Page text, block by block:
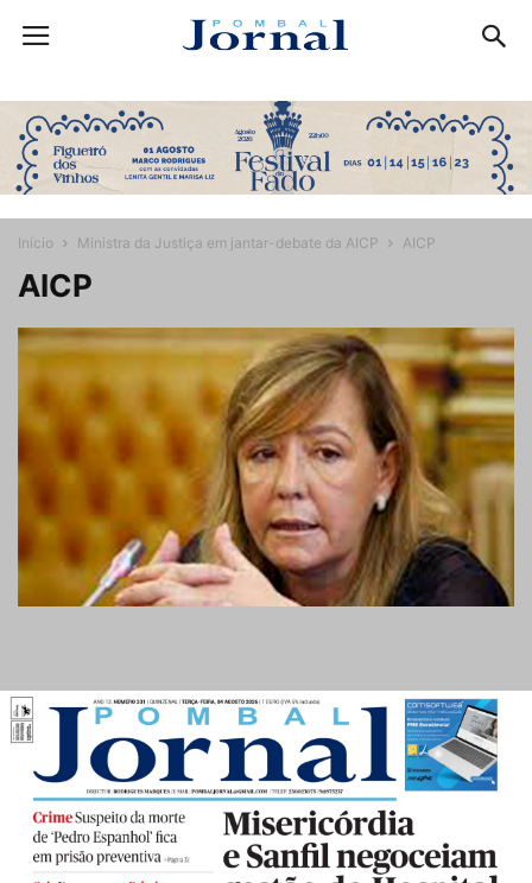
Início Ministra da Justiça em jantar-debate da AICP AICP
AICP